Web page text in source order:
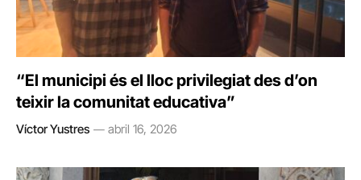
“El municipi és el lloc privilegiat des d’on
teixir la comunitat educativa”
Víctor Yustres abril 16, 2026